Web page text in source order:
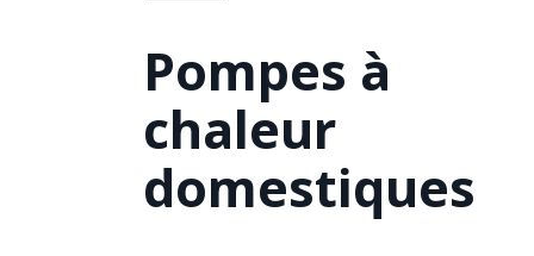
Pompes à
chaleur
domestiques